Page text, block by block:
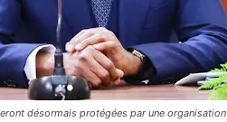
désormais protégées par une organisation